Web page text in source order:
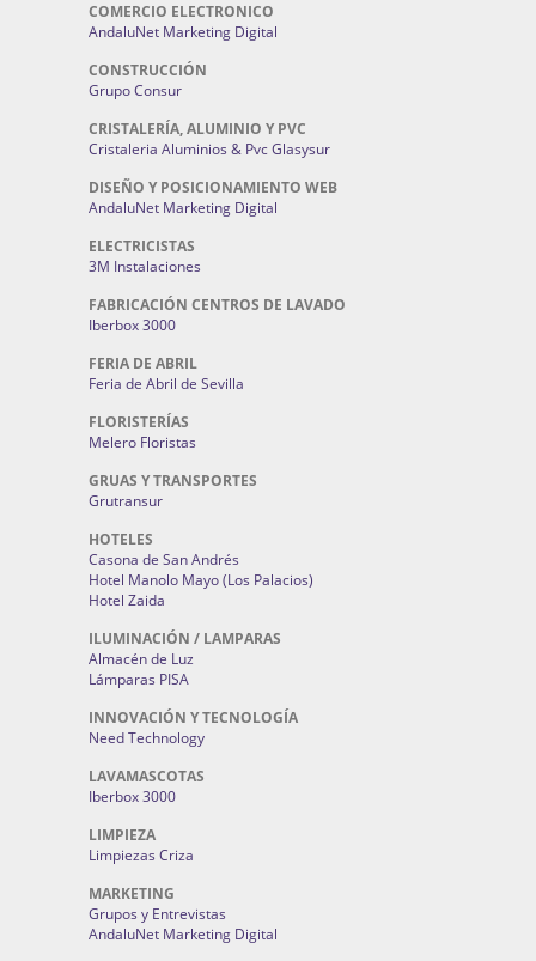
COMERCIO ELECTRONICO
AndaluNet Marketing Digital
CONSTRUCCIÓN
Grupo Consur
CRISTALERÍA, ALUMINIO Y PVC
Cristaleria Aluminios & Pvc Glasysur
DISEÑO Y POSICIONAMIENTO WEB
AndaluNet Marketing Digital
ELECTRICISTAS
3M Instalaciones
FABRICACIÓN CENTROS DE LAVADO
Iberbox 3000
FERIA DE ABRIL
Feria de Abril de Sevilla
FLORISTERÍAS
Melero Floristas
GRUAS Y TRANSPORTES
Grutransur
HOTELES
Casona de San Andrés
Hotel Manolo Mayo (Los Palacios)
Hotel Zaida
ILUMINACIÓN / LAMPARAS
Almacén de Luz
Lámparas PISA
INNOVACIÓN Y TECNOLOGÍA
Need Technology
LAVAMASCOTAS
Iberbox 3000
LIMPIEZA
Limpiezas Criza
MARKETING
Grupos y Entrevistas
AndaluNet Marketing Digital